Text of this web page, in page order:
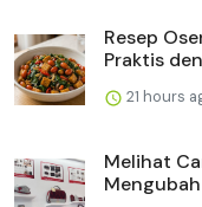
Resep
Praktis
21 hours
Melihat